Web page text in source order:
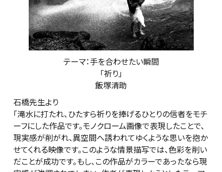
テーマ：手を合わせたい瞬間
「祈り」
飯塚清助
石橋先生より
「滝水に打たれ、ひたすら祈りを捧げるひとりの信者をモチ
ーフにした作品です。モノクローム画像で表現したことで、
現実感が削がれ、異空間へ誘われてゆくような思いを抱か
せてくれる映像です。このような情景描写では、色彩を削い
だことが成功です。もし、この作品がカラーであったなら現